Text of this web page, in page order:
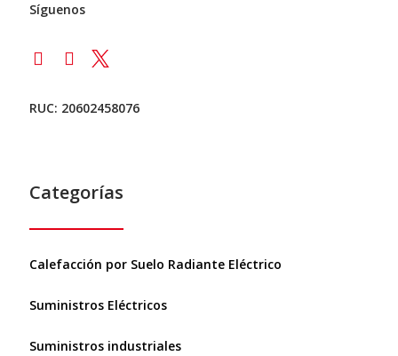
Síguenos
RUC: 20602458076
Categorías
Calefacción por Suelo Radiante Eléctrico
Suministros Eléctricos
Suministros industriales